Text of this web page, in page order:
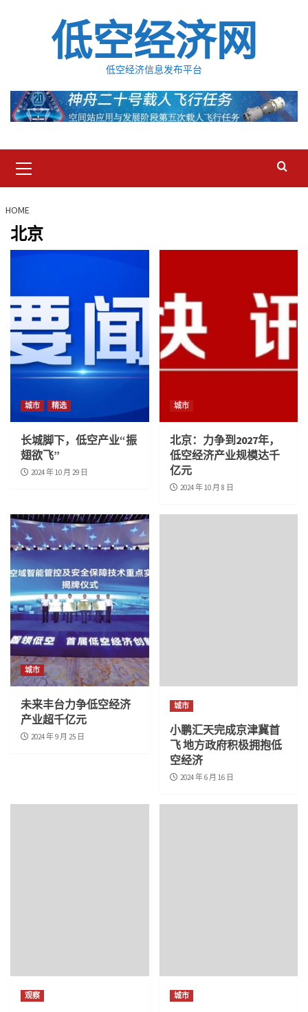
低空经济网
低空经济信息发布平台
Menu
HOME
北京
城市 精选
长城脚下，低空产业“振
翅欲飞”
2024 年 10 月 29 日
城市
北京：力争到2027年，
低空经济产业规模达千
亿元
2024 年 10 月 8 日
城市
未来丰台力争低空经济
产业超千亿元
2024 年 9 月 25 日
城市
小鹏汇天完成京津冀首
飞 地方政府积极拥抱低
空经济
2024 年 6 月 16 日
观察 城市